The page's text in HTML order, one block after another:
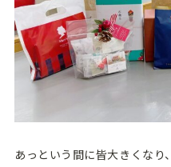
あっという間に皆大きくなり